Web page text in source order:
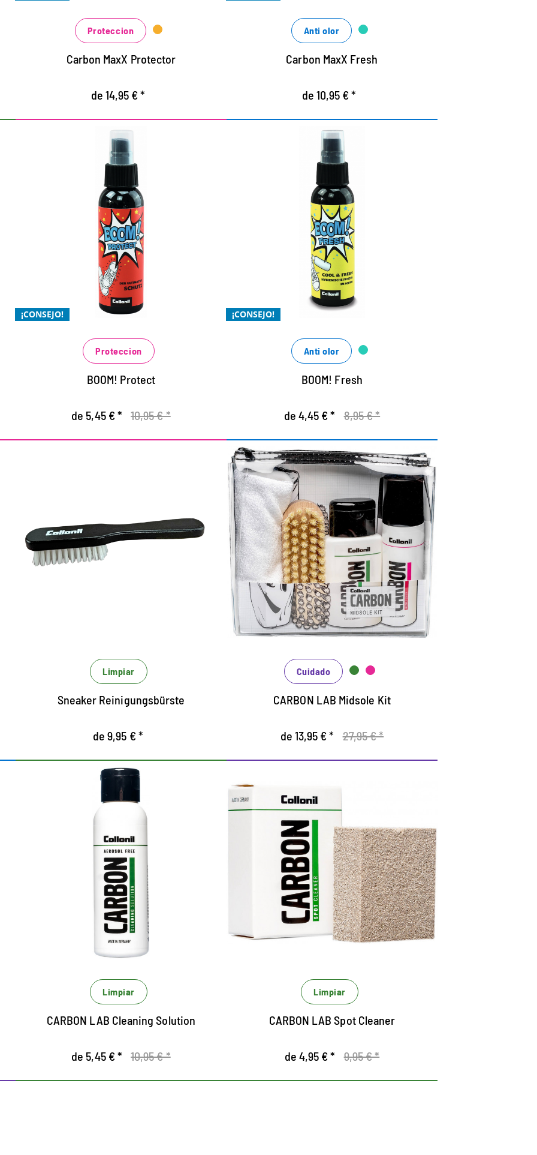
Proteccion
Carbon MaxX Protector
de 14,95 € *
Anti olor
Carbon MaxX Fresh
de 10,95 € *
¡CONSEJO!
La máxima protección
para tus zapatillas
protección extrema contra la humedad y la
para todos los materiales: pieles lisas y
serraje, textiles y sintéticos
se conserva la transpirabilidad del material
Proteccion
BOOM! Protect
de 5,45 € * 10,95 € *
¡CONSEJO!
COOL & FRESH – frescura
higiénica en el zapato
frescor duradero de mentol-menta que te
acompaña durante todo el día
el eficaz eliminador de olores orgánico
para un aroma fresco e higiénico
Anti olor
BOOM! Fresh
de 4,45 € * 8,95 € *
Para la limpieza en seco y húmeda de
textiles.
Limpiar
Sneaker Reinigungsbürste
de 9,95 € *
Juego de cuidados para la
entresuela
Contiene el limpiador de entresuela y el
sellador de la entresuela de la serie de
Carbon-Lab
Especialmente para la limpieza efectiva de
la entresuela y sellado de los bordes
El sellador de la entresuela es un
bloqueador de suciedad.
Cuidado
CARBON LAB Midsole Kit
de 13,95 € * 27,95 € *
Limpieza líquida para
zapatillas y zapatos
deportivos.
Potente limpiador integral.
Adecuado para todos los materiales.
Elimina de forma confiable la suciedad de
Limpiar
CARBON LAB Cleaning Solution
de 5,45 € * 10,95 € *
Removedor de manchas
para gamurza.
Limpieza seca de uso universal
Elimina la suciedad puntual.
Especialmente diseñado para gamurza.
Limpiar
CARBON LAB Spot Cleaner
de 4,95 € * 9,95 € *